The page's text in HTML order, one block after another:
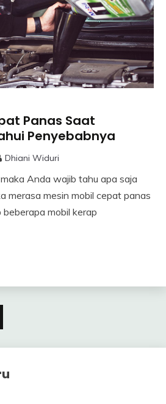
Panas Saat
Penyebabnya
Dhiani Widuri
Anda wajib tahu apa saja
merasa mesin mobil cepat panas
mobil kerap